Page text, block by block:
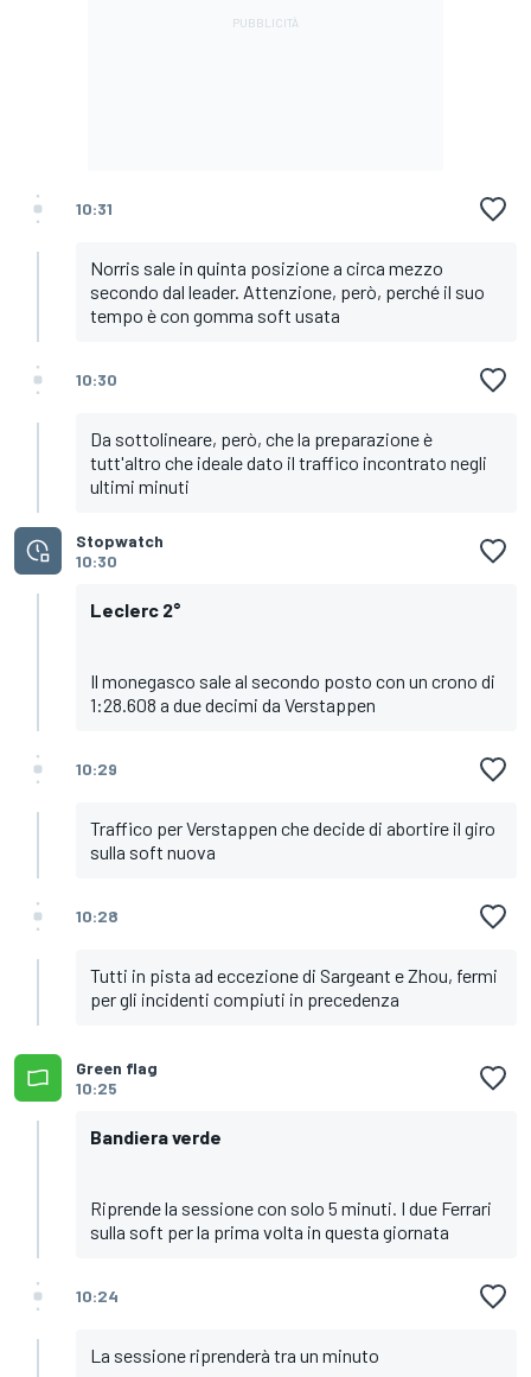
10:31
Norris sale in quinta posizione a circa mezzo
secondo dal leader. Attenzione, però, perché il suo
tempo è con gomma soft usata
10:30
Da sottolineare, però, che la preparazione è
tutt'altro che ideale dato il traffico incontrato negli
ultimi minuti
Stopwatch
10:30
Leclerc 2°
Il monegasco sale al secondo posto con un crono di
1:28.608 a due decimi da Verstappen
10:29
Traffico per Verstappen che decide di abortire il giro
sulla soft nuova
10:28
Tutti in pista ad eccezione di Sargeant e Zhou, fermi
per gli incidenti compiuti in precedenza
Green flag
10:25
Bandiera verde
Riprende la sessione con solo 5 minuti. I due Ferrari
sulla soft per la prima volta in questa giornata
10:24
La sessione riprenderà tra un minuto